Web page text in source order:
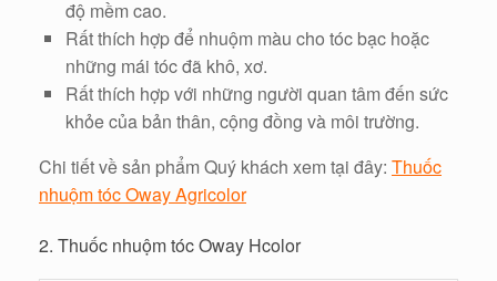
độ mềm cao.
Rất thích hợp để nhuộm màu cho tóc bạc hoặc
những mái tóc đã khô, xơ.
Rất thích hợp với những người quan tâm đến sức
khỏe của bản thân, cộng đồng và môi trường.
Chi tiết về sản phẩm Quý khách xem tại đây: Thuốc
nhuộm tóc Oway Agricolor
2. Thuốc nhuộm tóc Oway Hcolor